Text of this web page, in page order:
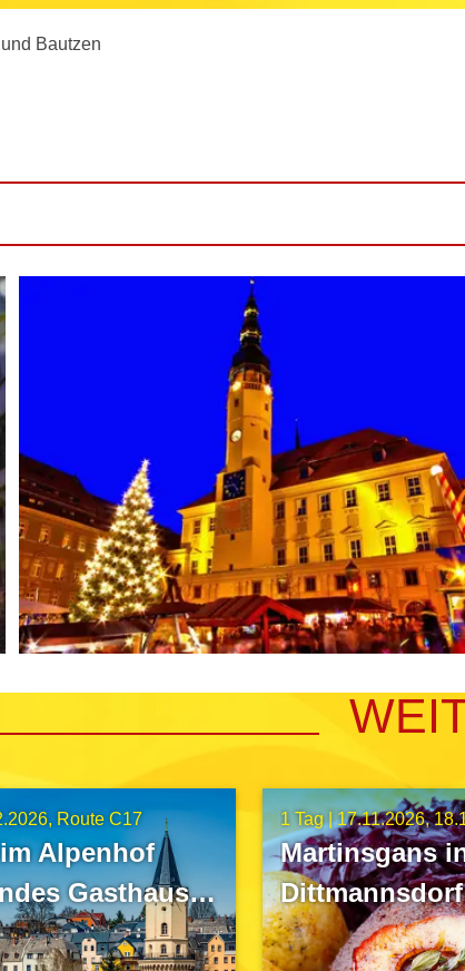
Bautzen
1 Tag |17.11.2026
Martinsgans
Dittmannsdorf
Route C17
Alpenhof
Gasthaus“